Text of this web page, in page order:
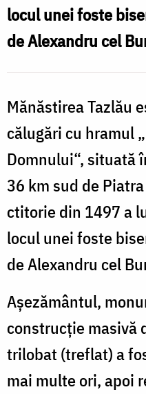
locul unei foste
de Alexandru cel
Mănăstirea Tazlău
călugări cu hramul
Domnului“, situată
36 km sud de
ctitorie din 1497 a
locul unei foste
de Alexandru cel
Așezământul,
construcție masivă
trilobat (treflat) a
mai multe ori, apoi